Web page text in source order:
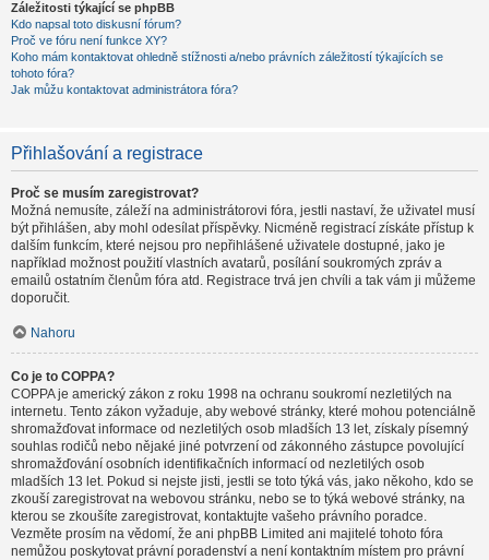
Záležitosti týkající se phpBB
Kdo napsal toto diskusní fórum?
Proč ve fóru není funkce XY?
Koho mám kontaktovat ohledně stížnosti a/nebo právních záležitostí týkajících se
tohoto fóra?
Jak můžu kontaktovat administrátora fóra?
Přihlašování a registrace
Proč se musím zaregistrovat?
Možná nemusíte, záleží na administrátorovi fóra, jestli nastaví, že uživatel musí
být přihlášen, aby mohl odesílat příspěvky. Nicméně registrací získáte přístup k
dalším funkcím, které nejsou pro nepřihlášené uživatele dostupné, jako je
například možnost použití vlastních avatarů, posílání soukromých zpráv a
emailů ostatním členům fóra atd. Registrace trvá jen chvíli a tak vám ji můžeme
doporučit.
Nahoru
Co je to COPPA?
COPPA je americký zákon z roku 1998 na ochranu soukromí nezletilých na
internetu. Tento zákon vyžaduje, aby webové stránky, které mohou potenciálně
shromažďovat informace od nezletilých osob mladších 13 let, získaly písemný
souhlas rodičů nebo nějaké jiné potvrzení od zákonného zástupce povolující
shromažďování osobních identifikačních informací od nezletilých osob
mladších 13 let. Pokud si nejste jisti, jestli se toto týká vás, jako někoho, kdo se
zkouší zaregistrovat na webovou stránku, nebo se to týká webové stránky, na
kterou se zkoušíte zaregistrovat, kontaktujte vašeho právního poradce.
Vezměte prosím na vědomí, že ani phpBB Limited ani majitelé tohoto fóra
nemůžou poskytovat právní poradenství a není kontaktním místem pro právní